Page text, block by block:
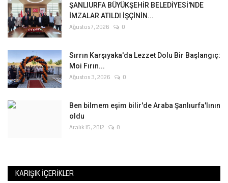
ŞANLIURFA BÜYÜKŞEHİR BELEDİYESİ'NDE
İMZALAR ATILDI İŞÇİNİN...
Ağustos 7, 2026 0
Sırrın Karşıyaka'da Lezzet Dolu Bir Başlangıç:
Moi Fırın...
Ağustos 3, 2026 0
Ben bilmem eşim bilir'de Araba Şanlıurfa'lının
oldu
Aralık 15, 2012 0
KARIŞIK İÇERIKLER